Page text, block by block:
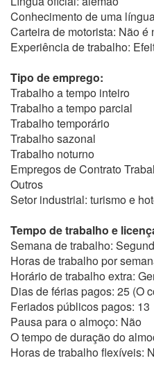
Conhecimento de uma
Carteira de motorista: Não é
Experiência de trabalho:
Tipo de emprego:
Trabalho a tempo inteiro
Trabalho a tempo parcial
Trabalho temporário
Trabalho sazonal
Trabalho noturno
Empregos de Contrato
Outros
Setor industrial: turismo e
Tempo de trabalho e
Semana de trabalho:
Horas de trabalho por
Horário de trabalho extra:
Dias de férias pagos: 25 (O
Feriados públicos pagos: 13
Pausa para o almoço: Não
O tempo de duração do
Horas de trabalho flexíveis: